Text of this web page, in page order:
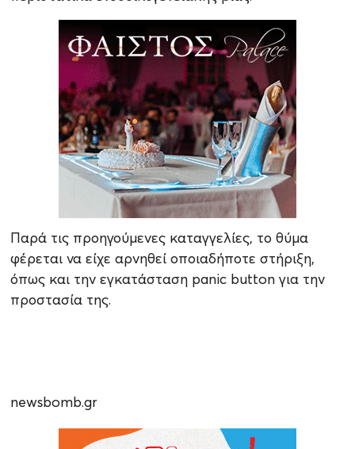
Παρά τις προηγούμενες καταγγελίες, το θύμα
φέρεται να είχε αρνηθεί οποιαδήποτε στήριξη,
όπως και την εγκατάσταση panic button για την
προστασία της.
newsbomb.gr